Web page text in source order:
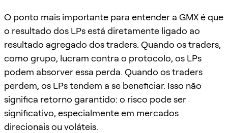
O ponto mais importante para entender a GMX é que
o resultado dos LPs está diretamente ligado ao
resultado agregado dos traders. Quando os traders,
como grupo, lucram contra o protocolo, os LPs
podem absorver essa perda. Quando os traders
perdem, os LPs tendem a se beneficiar. Isso não
significa retorno garantido: o risco pode ser
significativo, especialmente em mercados
direcionais ou voláteis.